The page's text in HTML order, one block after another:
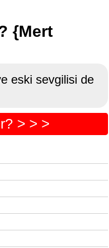
{Mert
eski sevgilisi de
> > >